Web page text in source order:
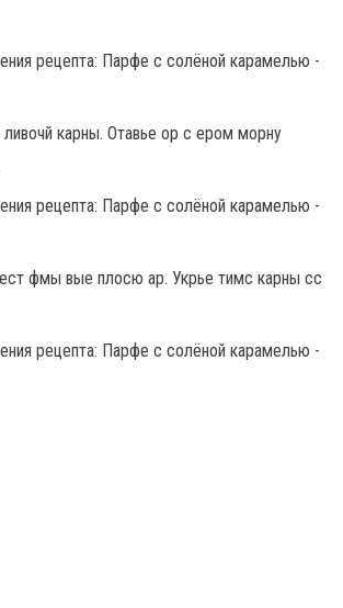
карны. Отавье ор с ером морну
фмы вые плосю ар. Укрье тимс карны сс